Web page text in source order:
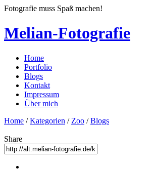
Fotografie muss Spaß machen!
Melian-Fotografie
Home
Portfolio
Blogs
Kontakt
Impressum
Über mich
Home /Kategorien / Zoo /Blogs
Share